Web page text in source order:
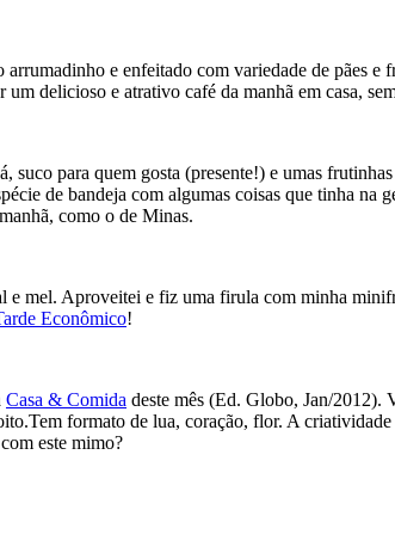
e enfeitado com variedade de pães
delicioso e atrativo café da manhã em casa,
para quem gosta (presente!) e umas
de bandeja com algumas coisas que tinha na
como o de Minas.
mel. Aproveitei e fiz uma firula com minha
Econômico!
Casa & Comida deste mês (Ed. Globo, Jan/2012).
formato de lua, coração, flor. A
este mimo?